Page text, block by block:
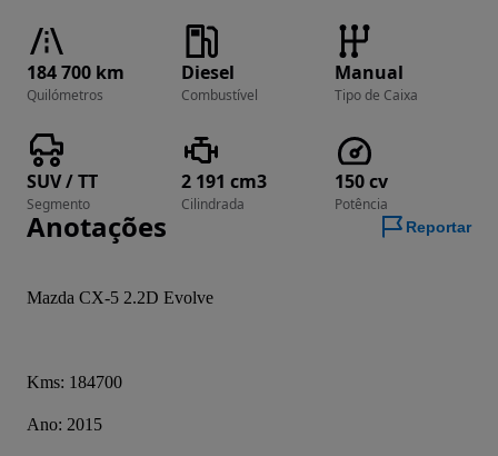
184 700 km
Quilómetros
Diesel
Combustível
Manual
Tipo de Caixa
SUV / TT
Segmento
2 191 cm3
Cilindrada
150 cv
Potência
Anotações Reportar
Mazda CX-5 2.2D Evolve
Kms: 184700
Ano: 2015